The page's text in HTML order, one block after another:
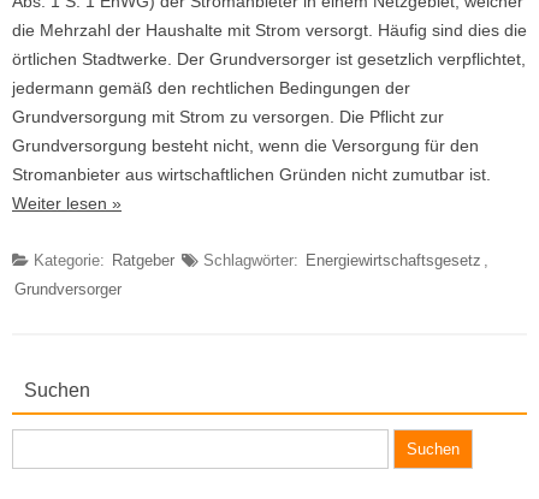
die Mehrzahl der Haushalte mit Strom versorgt. Häufig sind dies die
örtlichen Stadtwerke. Der Grundversorger ist gesetzlich verpflichtet,
jedermann gemäß den rechtlichen Bedingungen der
Grundversorgung mit Strom zu versorgen. Die Pflicht zur
Grundversorgung besteht nicht, wenn die Versorgung für den
Stromanbieter aus wirtschaftlichen Gründen nicht zumutbar ist.
Weiter lesen »
Kategorie: Ratgeber Schlagwörter: Energiewirtschaftsgesetz ,
Grundversorger
Suchen
nach: